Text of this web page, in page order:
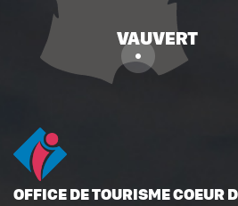
OFFICE DE TOURISME COEUR